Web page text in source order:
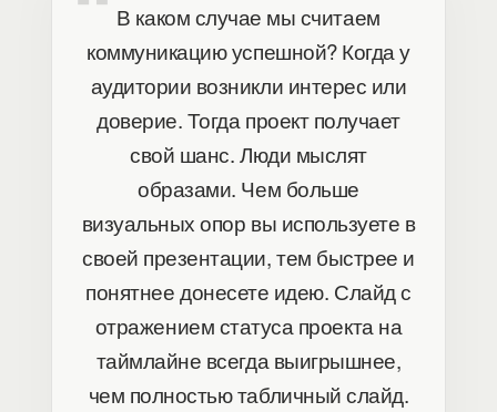
В каком случае мы считаем
коммуникацию успешной? Когда у
аудитории возникли интерес или
доверие. Тогда проект получает
свой шанс. Люди мыслят
образами. Чем больше
визуальных опор вы используете в
своей презентации, тем быстрее и
понятнее донесете идею. Слайд с
отражением статуса проекта на
таймлайне всегда выигрышнее,
чем полностью табличный слайд.